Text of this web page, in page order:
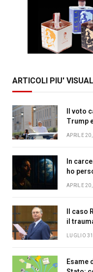
ARTICOLI PIU'
Il voto
Trump
APRILE
In
ho
APRILE
Il caso
il
LUGLIO
Esame